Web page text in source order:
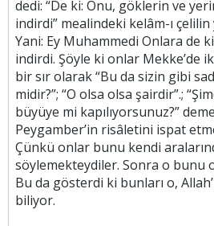
dedi: “De ki: Onu, göklerin ve
indirdi” mealindeki kelâm-ı
Yani: Ey Muhammedi Onlara de
indirdi. Şöyle ki onlar Mekke’de
bir sır olarak “Bu da sizin gibi
midir?”; “O olsa olsa şairdir”.;
büyüye mi kapılıyorsunuz?”
Peygamber’in risâletini ispat
Çünkü onlar bunu kendi
söylemekteydiler. Sonra o bunu
Bu da gösterdi ki bunları o,
biliyor.